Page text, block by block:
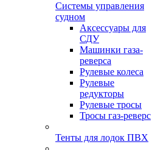
Системы управления
судном
Аксессуары для
СДУ
Машинки газа-
реверса
Рулевые колеса
Рулевые
редукторы
Рулевые тросы
Тросы газ-реверс
Тенты для лодок ПВХ